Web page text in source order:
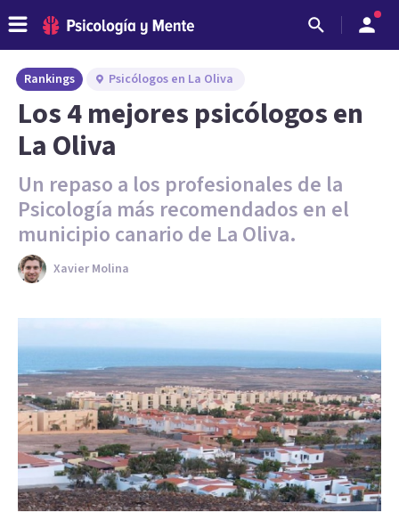
Rankings Psicólogos en La Oliva
Los 4 mejores psicólogos en
La Oliva
Un repaso a los profesionales de la
Psicología más recomendados en el
municipio canario de La Oliva.
Xavier Molina